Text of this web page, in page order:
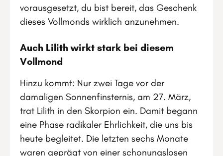
vorausgesetzt, du bist bereit, das Geschenk
dieses Vollmonds wirklich anzunehmen.
Auch Lilith wirkt stark bei diesem
Vollmond
Hinzu kommt: Nur zwei Tage vor der
damaligen Sonnenfinsternis, am 27. März,
trat Lilith in den Skorpion ein. Damit begann
eine Phase radikaler Ehrlichkeit, die uns bis
heute begleitet. Die letzten sechs Monate
waren geprägt von einer schonungslosen